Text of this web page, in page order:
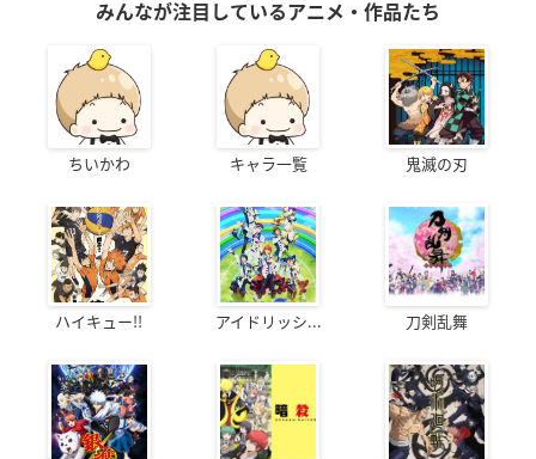
みんなが注目しているアニメ・作品たち
ちいかわ キャラ一覧 鬼滅の刃
ハイキュー!! アイドリッシ... 刀剣乱舞